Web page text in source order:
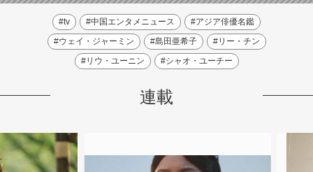
#tv #中国エンタメニュース
#アジア俳優名鑑
#ウェイ・ジャーミン
#島田亜希子
#リー・チン
#リウ・ユーニン
#シャオ・ユーチー
連載